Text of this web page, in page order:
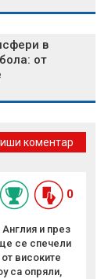
в
от
коментар
0
и през
се спечели
високите
са опряли,